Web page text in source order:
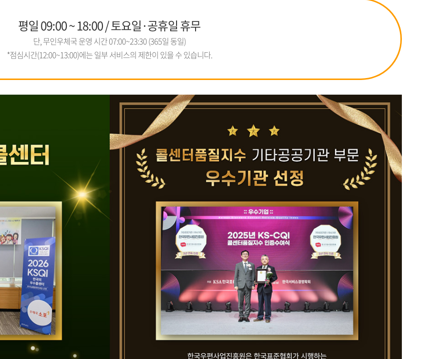
평일 09:00 ~ 18:00 / 토요일·공휴일 휴무
단, 무인우체국 운영 시간 07:00~23:30 (365일 동일)
*점심시간(12:00~13:00)에는 일부 서비스의 제한이 있을 수 있습니다.